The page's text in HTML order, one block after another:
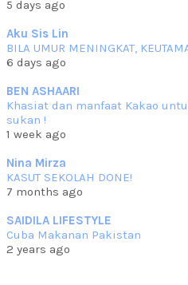
che mat ucapkan
Jun 30 2023
RESIPI KURMA AYAM MERAH
Assalammualaikum, salam semua.
Jun 23 2023
RESIPI SAMBAL PARU
Assalammualaikum, salam sejahtera
Jun 20 2023
RESIPI PISANG MUDA MASAK
lemak ni che mat... read more
Mar 07 2023
5 days ago
Aku Sis Lin
BILA UMUR MENINGKAT,
6 days ago
BEN ASHAARI
Khasiat dan manfaat Kakao
sukan !
1 week ago
Nina Mirza
KASUT SEKOLAH DONE!
7 months ago
SAIDILA LIFESTYLE
Cuba Makanan Pakistan
2 years ago